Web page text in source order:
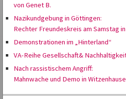
von Genet B.
Nazikundgebung in Göttingen:
Rechter Freundeskreis am Samstag
Demonstrationen im „Hinterland“
VA-Reihe Gesellschaft&
Nach rassistischem Angriff:
Mahnwache und Demo in